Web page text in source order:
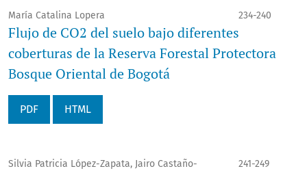
María Catalina Lopera 234-240
Flujo de CO2 del suelo bajo diferentes
coberturas de la Reserva Forestal Protectora
Bosque Oriental de Bogotá
PDF HTML
Silvia Patricia López-Zapata, Jairo Castaño-
241-249